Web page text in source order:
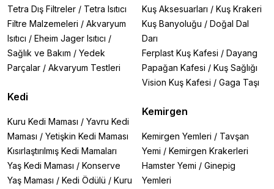
Tetra Dış Filtreler / Tetra Isıtıcı
Filtre Malzemeleri / Akvaryum
Isıtıcı / Eheim Jager Isıtıcı /
Sağlık ve Bakım / Yedek
Parçalar / Akvaryum Testleri
Kedi
Kuru Kedi Maması / Yavru Kedi
Maması / Yetişkin Kedi Maması
Kısırlaştırılmış Kedi Mamaları
Yaş Kedi Maması / Konserve
Yaş Maması / Kedi Ödülü / Kuru
Kuş Aksesuarları / Kuş Krakeri
Kuş Banyoluğu / Doğal Dal
Darı
Ferplast Kuş Kafesi / Dayang
Papağan Kafesi / Kuş Sağlığı
Vision Kuş Kafesi / Gaga Taşı
Kemirgen
Kemirgen Yemleri / Tavşan
Yemi / Kemirgen Krakerleri
Hamster Yemi / Ginepig
Yemleri